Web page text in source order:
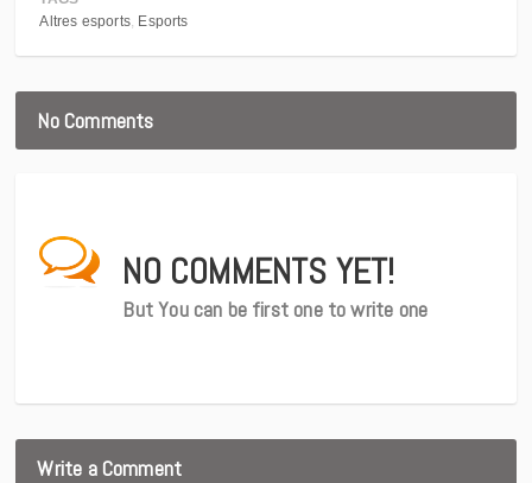
Altres esports Esports
No Comments
NO COMMENTS YET!
But You can be first one to write one
Write a Comment